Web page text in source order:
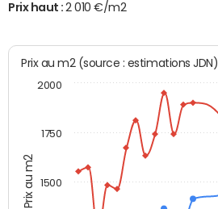
Prix haut :2 010 €/m2
Prix au m2
Prix au m2 (source : estimations JDN)
2000
1500
1750